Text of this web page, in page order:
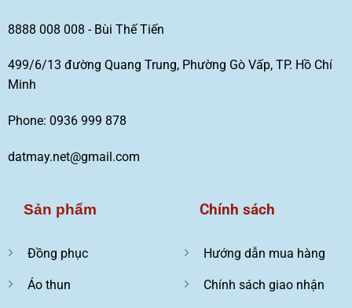
8888 008 008 - Bùi Thế Tiến
499/6/13 đường Quang Trung, Phường Gò Vấp, TP. Hồ Chí
Minh
Phone: 0936 999 878
datmay.net@gmail.com
Sản phẩm
Đồng phục
Áo thun
Chính sách
Hướng dẫn mua hàng
Chính sách giao nhận